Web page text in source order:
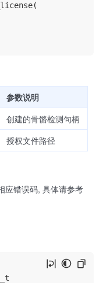
参数说明
创建的骨骼检测句柄
授权文件路径
应错误码, 具体请参考